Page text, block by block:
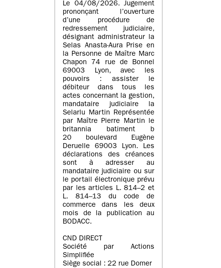
Le 04/08/2026. Jugement
prononçant l’ouverture
d’une procédure de
redressement judiciaire,
désignant administrateur la
Selas Anasta-Aura Prise en
la Personne de Maître Marc
Chapon 74 rue de Bonnel
69003 Lyon, avec les
pouvoirs : assister le
débiteur dans tous les
actes concernant la gestion,
mandataire judiciaire la
Selarlu Martin Représentée
par Maître Pierre Martin le
britannia batiment b
20 boulevard Eugène
Deruelle 69003 Lyon. Les
déclarations des créances
sont à adresser au
mandataire judiciaire ou sur
le portail électronique prévu
par les articles L. 814–2 et
L. 814–13 du code de
commerce dans les deux
mois de la publication au
BODACC.
CND DIRECT
Société par Actions
Simplifiée
Siège social : 22 rue Domer